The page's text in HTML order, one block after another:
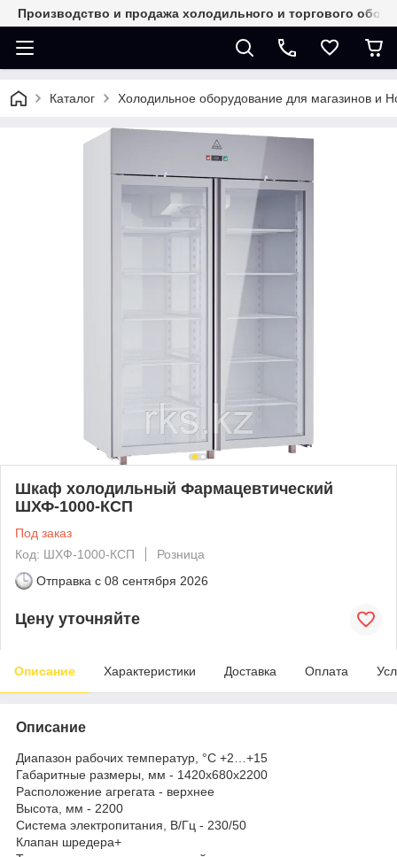
Производство и продажа холодильного и торгового
Каталог Холодильное оборудование для магазинов и
Шкаф холодильный Фармацевтический
ШХФ-1000-КСП
Под заказ
Код: ШХФ-1000-КСП
Розница
Отправка с 08 сентября 2026
Цену уточняйте
Описание Характеристики Доставка Оплата
Описание
Диапазон рабочих температур, °C +2…+15
Габаритные размеры, мм - 1420х680х2200
Расположение агрегата - верхнее
Высота, мм - 2200
Система электропитания, В/Гц - 230/50
Клапан шредера+